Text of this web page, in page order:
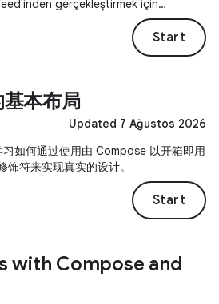
gerçekleştirmek için
Start
本布局
Updated 7 Ağustos 2026
如何通过使用由 Compose 以开箱即用
符来实现真实的设计。
Start
with Compose and